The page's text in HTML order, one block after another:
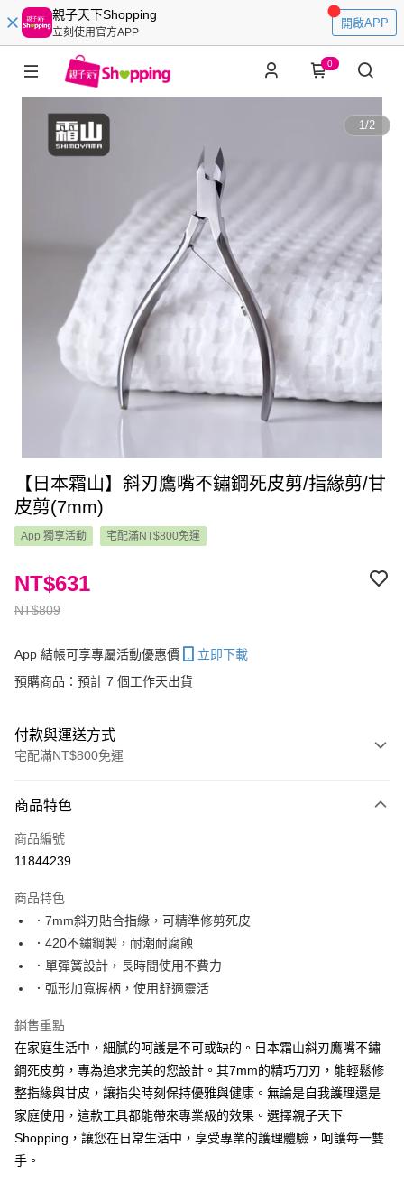
親子天下Shopping
立刻使用官方APP
開啟APP
0
1/2
【日本霜山】斜刃鷹嘴不鏽鋼死皮剪/指緣剪/甘
皮剪(7mm)
App 獨享活動 宅配滿NT$800免運
NT$809
NT$631
App 結帳可享專屬活動優惠價
立即下載
預購商品：預計 7 個工作天出貨
付款與運送方式
宅配滿NT$800免運
信用卡一次付款
LINE Pay
大哥付你分期
相關說明
【大哥付你分期使用說明】
1.本服務由台灣大哥大提供，台灣大哥大用戶可立即使用無須另外申請。
2.付款方式選擇「大哥付你分期」，訂單成立後會自動跳轉到大哥付的交易
成交易。
3.實際核准額度、可分期數及費用金額請依後續交易確認頁面所載為準。
4.訂單成立30分鐘內，如未前往確認交易或遇審核未通過，訂單將自動取
消。如遇「轉專審核」未通過狀況，表示未達大哥付你分期系統評分，恕無
法說明評估內容。
1.分期款項不併入電信帳單，「大哥付你分期」於每月結算日後寄送繳費提
醒簡訊。
2.透過簡訊連結打開帳單後，可選擇「超商條碼／台灣大直營門市／銀行轉
AFTEE先享後付
相關說明
AFTEE先享後付是「在收到商品之後才付款」的支付方式。 讓您購物簡單
便利好安心！
１．簡單：不需註冊會員、不需綁卡、不需儲值。
２．便利：只要手機號碼，簡訊認證，即可結帳。
３．安心：先確認商品／服務後，再付款。
１．於結帳方式選擇「AFTEE先享後付」後，將跳轉至「AFTEE先享後付」
結帳頁面，進行簡訊認證並確認金額後，即可完成結帳。
ATM付款
運送方式
國內宅配/郵寄 (不適用離島、海外及郵局i郵箱)
每筆NT$70，滿NT$800(含以上)免運費
商品特色
商品編號
11844239
商品特色
．7mm斜刃貼合指緣，可精準修剪死皮
．420不鏽鋼製，耐潮耐腐蝕
．單彈簧設計，長時間使用不費力
．弧形加寬握柄，使用舒適靈活
銷售重點
在家庭生活中，細膩的呵護是不可或缺的。日本霜山斜刃鷹嘴不鏽
鋼死皮剪，專為追求完美的您設計。其7mm的精巧刀刃，能輕鬆修
整指緣與甘皮，讓指尖時刻保持優雅與健康。無論是自我護理還是
家庭使用，這款工具都能帶來專業級的效果。選擇親子天下
Shopping，讓您在日常生活中，享受專業的護理體驗，呵護每一雙
手。